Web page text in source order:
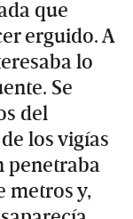
que
erguido. A
lo
Se
del
los vigías
penetraba
metros y,